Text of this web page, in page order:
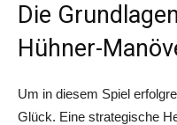
Die
Hühner-
Um in diesem Spiel
Glück. Eine strategische